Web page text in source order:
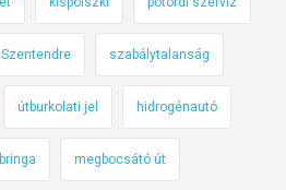
Szentendre szabálytalanság
útburkolati jel hidrogénautó
megbocsátó út